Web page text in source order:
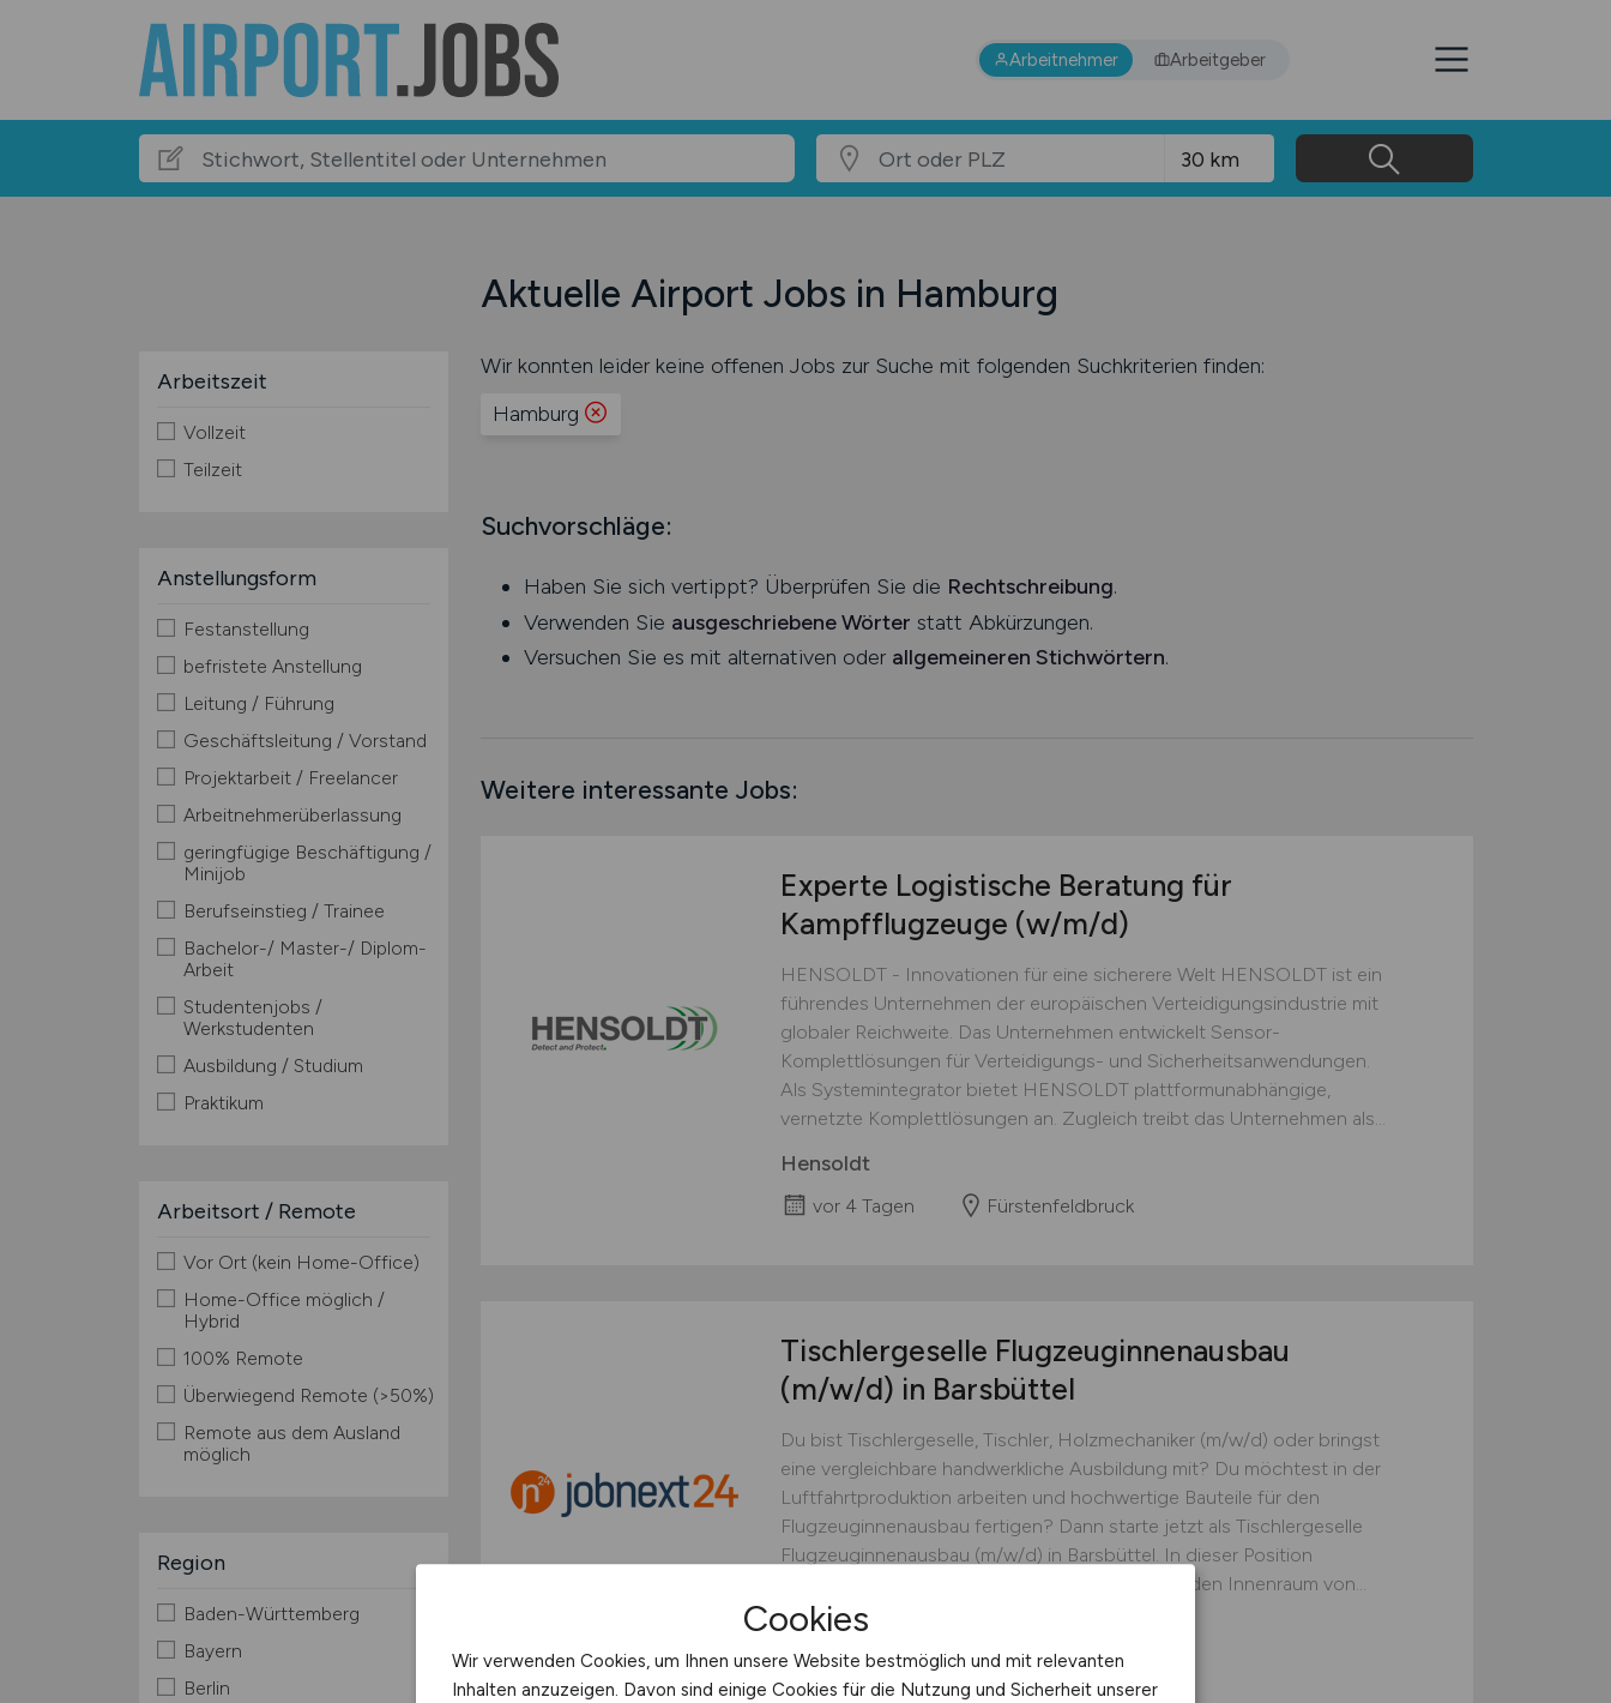
Arbeitnehmer Arbeitgeber
Aktuelle Airport Jobs in Hamburg
Arbeitszeit
Vollzeit
Teilzeit
Anstellungsform
Festanstellung
befristete Anstellung
Leitung / Führung
Geschäftsleitung / Vorstand
Projektarbeit / Freelancer
Arbeitnehmerüberlassung
geringfügige Beschäftigung /
Minijob
Berufseinstieg / Trainee
Bachelor-/ Master-/ Diplom-
Arbeit
Studentenjobs /
Werkstudenten
Ausbildung / Studium
Praktikum
Arbeitsort / Remote
Vor Ort (kein Home-Office)
Home-Office möglich /
Hybrid
100% Remote
Überwiegend Remote (>50%)
Remote aus dem Ausland
möglich
Region
Baden-Württemberg
Bayern
Berlin
Wir konnten leider keine offenen Jobs zur Suche mit folgenden Suchkriterien finden:
Hamburg
Suchvorschläge:
Haben Sie sich vertippt? Überprüfen Sie die Rechtschreibung.
Verwenden Sie ausgeschriebene Wörter statt Abkürzungen.
Versuchen Sie es mit alternativen oder allgemeineren Stichwörtern.
Weitere interessante Jobs:
Experte Logistische Beratung für
Kampfflugzeuge (w/m/d)
HENSOLDT - Innovationen für eine sicherere Welt HENSOLDT ist ein
führendes Unternehmen der europäischen Verteidigungsindustrie mit
globaler Reichweite. Das Unternehmen entwickelt Sensor-
Komplettlösungen für Verteidigungs- und Sicherheitsanwendungen.
Als Systemintegrator bietet HENSOLDT plattformunabhängige,
vernetzte Komplettlösungen an. Zugleich treibt das Unternehmen als...
Hensoldt
vor 4 Tagen Fürstenfeldbruck
Tischlergeselle Flugzeuginnenausbau
(m/w/d) in Barsbüttel
Du bist Tischlergeselle, Tischler, Holzmechaniker (m/w/d) oder bringst
eine vergleichbare handwerkliche Ausbildung mit? Du möchtest in der
Luftfahrtproduktion arbeiten und hochwertige Bauteile für den
Flugzeuginnenausbau fertigen? Dann starte jetzt als Tischlergeselle
Flugzeuginnenausbau (m/w/d) in Barsbüttel. In dieser Position
unterstützt du die Produktion von Bauteilen für den Innenraum von...
jobnext24 GmbH
vor 5 Tagen Barsbüttel
Cookies
Wir verwenden Cookies, um Ihnen unsere Website bestmöglich und mit relevanten
Inhalten anzuzeigen. Davon sind einige Cookies für die Nutzung und Sicherheit unserer